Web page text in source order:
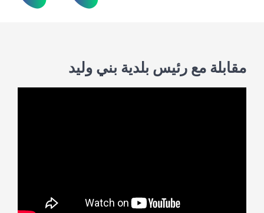
مقابلة مع رئيس بلدية بني وليد